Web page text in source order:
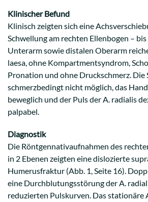
Klinischer Befund
Klinisch zeigten sich eine
Schwellung am rechten Ellenbogen –
Unterarm sowie distalen Oberarm
laesa, ohne Kompartmentsyndrom,
Pronation und ohne Druckschmerz.
schmerzbedingt nicht möglich, das
beweglich und der Puls der A. radialis
palpabel.
Diagnostik
Die Röntgennativaufnahmen des
in 2 Ebenen zeigten eine dislozierte
Humerusfraktur (Abb. 1, Seite 16).
eine Durchblutungsstörung der A.
reduzierten Pulskurven. Das